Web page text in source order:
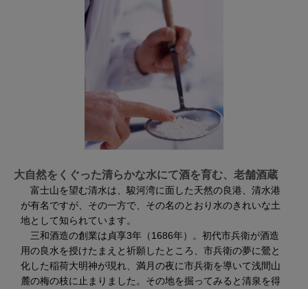
大自然をくぐった清らかな水にて酒を育む、老舗酒蔵
富士山を望む清水は、駿河湾に面した天然の良港、清水港
が有名ですが、その一方で、その名のとおり水のきれいな土
地として知られています。
三和酒造の創業は貞享3年（1686年）。初代市兵衛が酒造
用の良水を授けたまえと祈願したところ、市兵衛の夢に鶯と
化した稲荷大明神が現れ、満月の夜に市兵衛を導いて浅間山
麓の梅の枝に止まりました。その地を掘ってみると清泉を得